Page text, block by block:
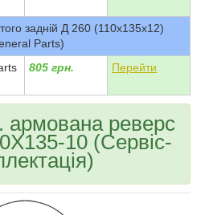
задній Д 260 (110х135х12)
Parts)
805 грн. Перейти
армована реверс
10 (Сервіс-